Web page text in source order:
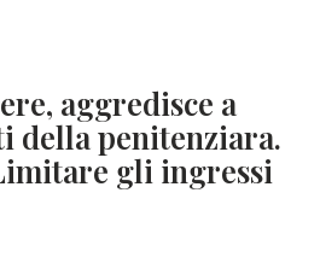
aggredisce a
della penitenziara.
gli ingressi